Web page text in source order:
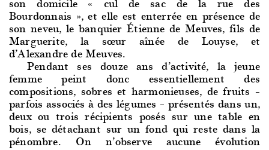
Bourdonnais », et elle est enterrée en présence de
son neveu, le banquier Étienne de Meuves, fils de
Marguerite, la sœur aînée de Louyse, et
d’Alexandre de Meuves.
Pendant ses douze ans d’activité, la jeune
femme peint donc essentiellement des
compositions, sobres et harmonieuses, de fruits –
parfois associés à des légumes – présentés dans un,
deux ou trois récipients posés sur une table en
bois, se détachant sur un fond qui reste dans la
pénombre. On n’observe aucune évolution